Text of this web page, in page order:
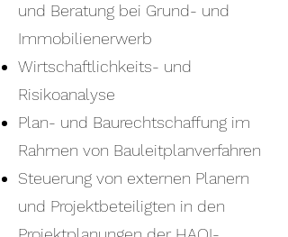
und Beratung bei Grund- und
Immobilienerwerb
Wirtschaftlichkeits- und
Risikoanalyse
Plan- und Baurechtschaffung im
Rahmen von Bauleitplanverfahren
Steuerung von externen Planern
und Projektbeteiligten in den